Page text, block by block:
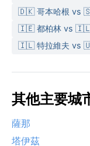
🇩🇰 哥本哈根 vs
🇮🇪 都柏林 vs 🇮🇱
🇮🇱 特拉維夫 vs
其他主要
薩那
塔伊茲